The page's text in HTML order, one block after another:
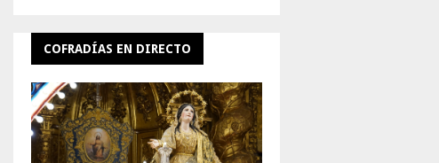
COFRADÍAS EN DIRECTO